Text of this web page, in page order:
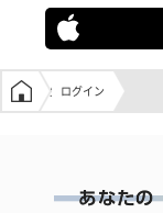
学生の窓口トップ
ログイン